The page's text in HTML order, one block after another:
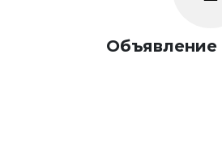
Объявление